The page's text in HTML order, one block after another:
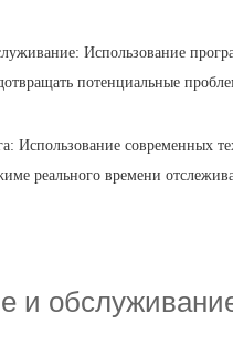
Использование
потенциальные
Использование современных
реального времени
и